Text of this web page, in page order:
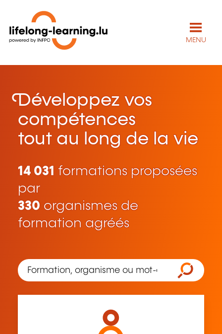
MENU
Développez vos
compétences
tout au long de la vie
14 031 formations proposées
par
330 organismes de
formation agréés